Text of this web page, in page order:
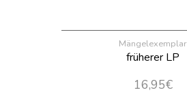
Mängelexemplar
früherer LP
16,95€